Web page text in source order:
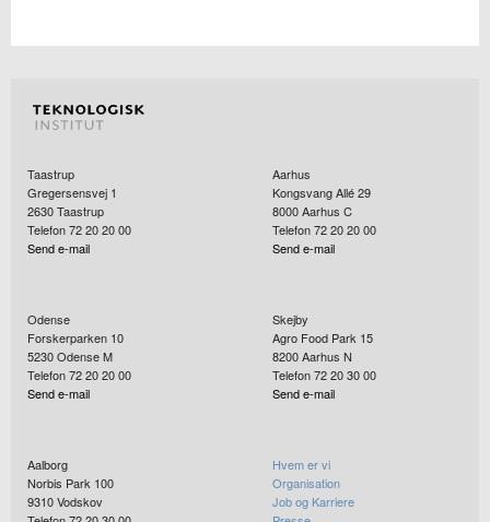
Taastrup
Gregersensvej 1
2630Taastrup
Telefon 72 20 20 00
Send e-mail
Aarhus
Kongsvang Allé 29
8000Aarhus C
Telefon 72 20 20 00
Send e-mail
Odense
Forskerparken 10
5230Odense M
Telefon 72 20 20 00
Send e-mail
Skejby
Agro Food Park 15
8200Aarhus N
Telefon 72 20 30 00
Send e-mail
Aalborg
Norbis Park 100
9310Vodskov
Hvem er vi
Organisation
Job og Karriere